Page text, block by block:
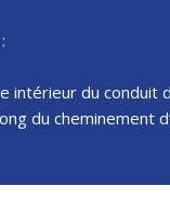
intérieur du conduit
du cheminement